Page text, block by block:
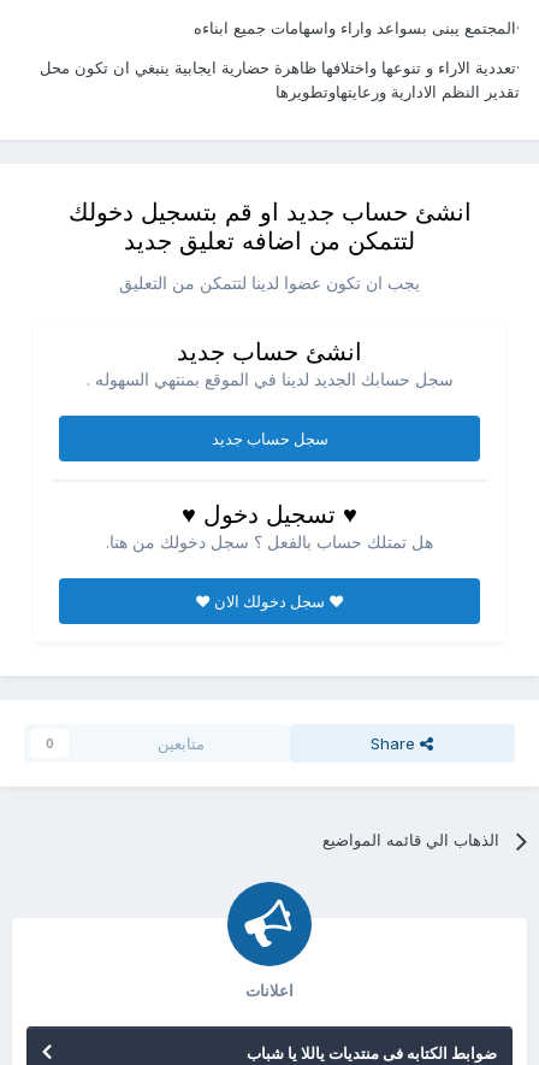
·المجتمع يبنى بسواعد واراء واسهامات جميع ابناءه
·تعددية الاراء و تنوعها واختلافها ظاهرة حضارية ايجابية ينبغي ان تكون محل
تقدير النظم الادارية ورعايتهاوتطويرها
انشئ حساب جديد او قم بتسجيل دخولك
لتتمكن من اضافه تعليق جديد
يجب ان تكون عضوا لدينا لتتمكن من التعليق
انشئ حساب جديد
سجل حسابك الجديد لدينا في الموقع بمنتهي السهوله .
سجل حساب جديد
♥ تسجيل دخول ♥
هل تمتلك حساب بالفعل ؟ سجل دخولك من هنا.
♥ سجل دخولك الان ♥
Share متابعين 0
الذهاب الي قائمه المواضيع
اعلانات
ضوابط الكتابه فى منتديات ياللا يا شباب